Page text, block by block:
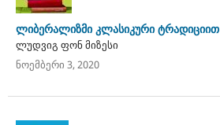
ლიბერალიზმი კლასიკური ტრადიციით
ლუდვიგ ფონ მიზესი
ნოემბერი 3, 2020